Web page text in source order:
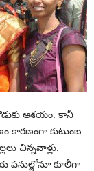
ఆశయం. కానీ
కారణంగా కుటుంబ
చిన్నవాళ్లు.
పనుల్లోనూ కూలీగా